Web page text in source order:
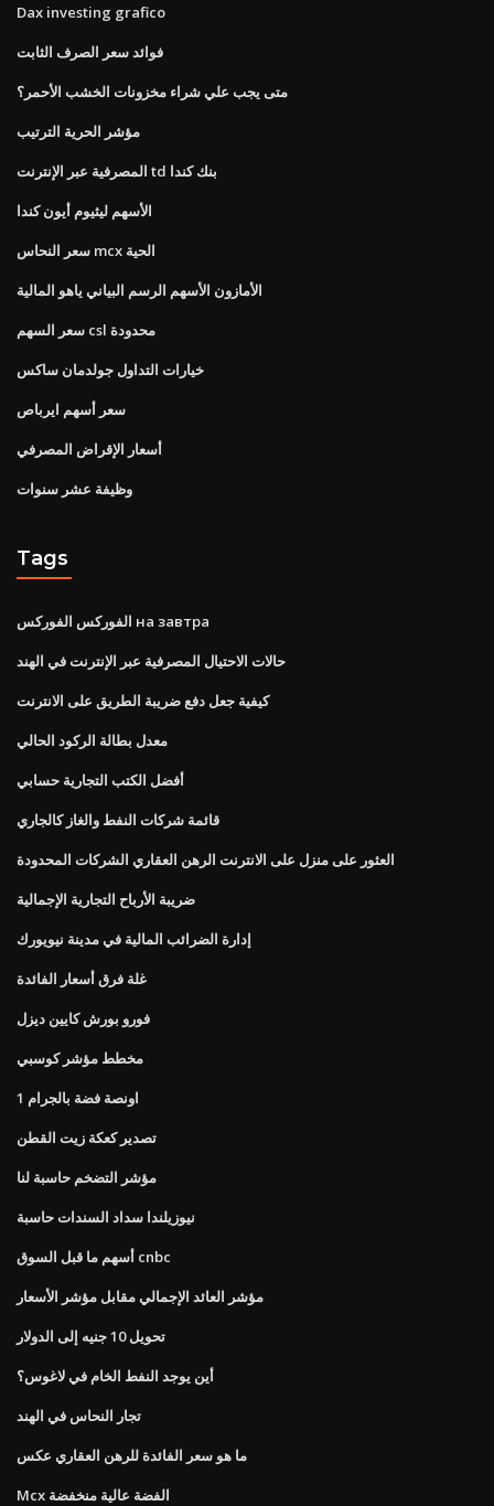
Dax investing grafico
فوائد سعر الصرف الثابت
متى يجب علي شراء مخزونات الخشب الأحمر؟
مؤشر الحرية الترتيب
المصرفية عبر الإنترنت td بنك كندا
الأسهم ليثيوم أيون كندا
سعر النحاس mcx الحية
الأمازون الأسهم الرسم البياني ياهو المالية
سعر السهم csl محدودة
خيارات التداول جولدمان ساكس
سعر أسهم ايرباص
أسعار الإقراض المصرفي
وظيفة عشر سنوات
Tags
الفوركس الفوركس на завтра
حالات الاحتيال المصرفية عبر الإنترنت في الهند
كيفية جعل دفع ضريبة الطريق على الانترنت
معدل بطالة الركود الحالي
أفضل الكتب التجارية حسابي
قائمة شركات النفط والغاز كالجاري
العثور على منزل على الانترنت الرهن العقاري الشركات المحدودة
ضريبة الأرباح التجارية الإجمالية
إدارة الضرائب المالية في مدينة نيويورك
غلة فرق أسعار الفائدة
فورو بورش كايين ديزل
مخطط مؤشر كوسبي
1 اونصة فضة بالجرام
تصدير كعكة زيت القطن
مؤشر التضخم حاسبة لنا
نيوزيلندا سداد السندات حاسبة
أسهم ما قبل السوق cnbc
مؤشر العائد الإجمالي مقابل مؤشر الأسعار
تحويل 10 جنيه إلى الدولار
أين يوجد النفط الخام في لاغوس؟
تجار النحاس في الهند
ما هو سعر الفائدة للرهن العقاري عكس
Mcx الفضة عالية منخفضة